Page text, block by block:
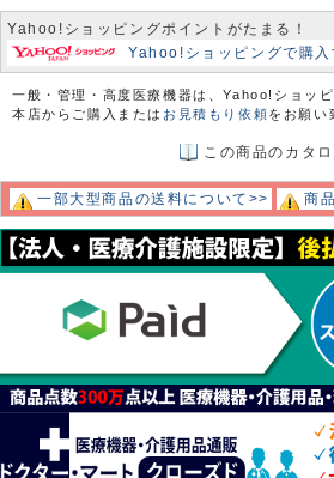
Yahoo!ショッピングポイントがたまる！
Yahoo!ショッピングで購入
一般・管理・高度医療機器は、Yahoo!ショッ
本店からご購入または お見積もり依頼をお願い
この商品のカタ
一部大型商品の送料について>> 商